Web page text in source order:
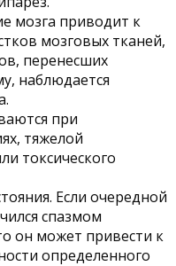
мозга приводит к
мозговых тканей,
перенесших
наблюдается
при
тяжелой
токсического
Если очередной
спазмом
он может привести к
определенного